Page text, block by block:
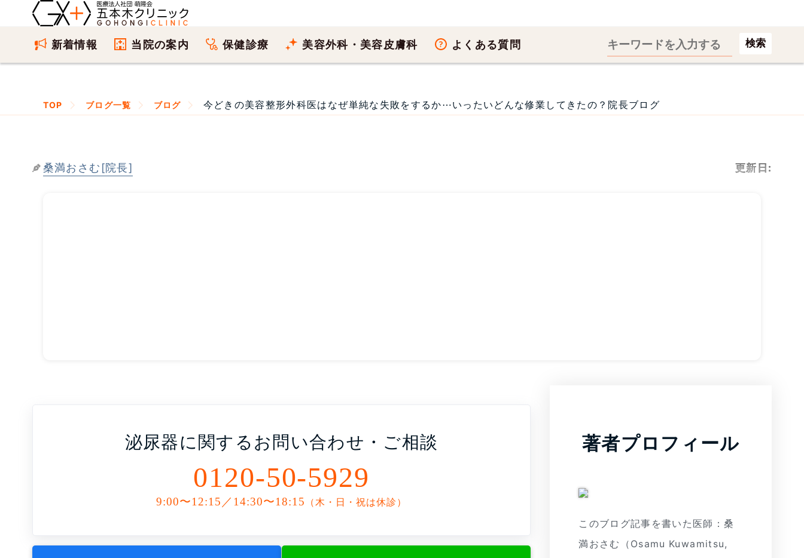
新着情報 当院の案内 保健診療 美容外科・美容皮膚科 よくある質問 検索
TOP ブログ一覧 ブログ 今どきの美容整形外科医はなぜ単純な失敗をするか⋯いったいどんな修業してきたの？院長ブログ
桑満おさむ[院長] 更新日:
泌尿器に関する お問い合わせ・ご相談
0120-50-5929
9:00〜12:15／14:30〜18:15 （木・日・祝は休診）
著者プロフィール
このブログ記事を書いた医師：桑
満おさむ（Osamu Kuwamitsu,